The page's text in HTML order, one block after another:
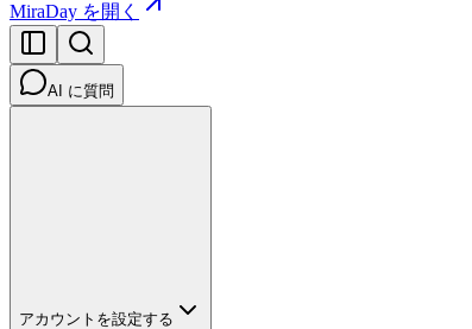
MiraDay を開く
AI に質問
アカウントを設定する